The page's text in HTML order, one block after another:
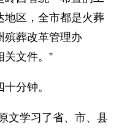
地区，全市都是火葬
殡葬改革管理办
文件。”
分钟。
学习了省、市、县